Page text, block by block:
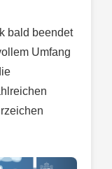
bald beendet
Umfang